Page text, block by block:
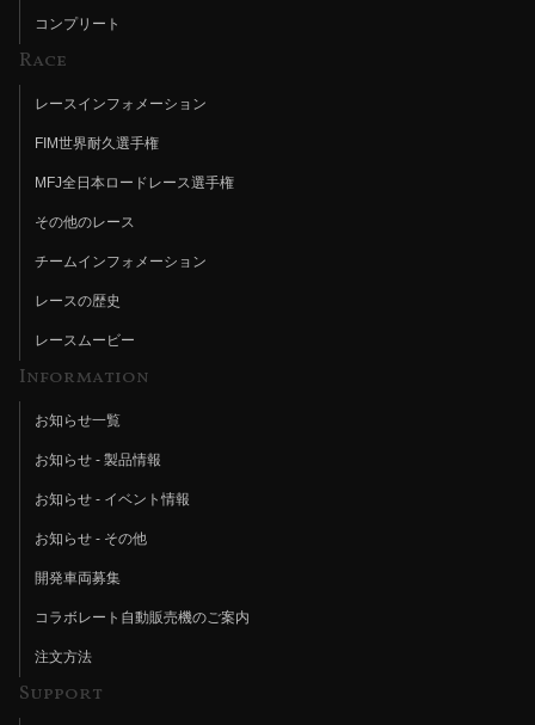
コンプリート
Race
レースインフォメーション
FIM世界耐久選手権
MFJ全日本ロードレース選手権
その他のレース
チームインフォメーション
レースの歴史
レースムービー
Information
お知らせ一覧
お知らせ - 製品情報
お知らせ - イベント情報
お知らせ - その他
開発車両募集
コラボレート自動販売機のご案内
注文方法
Support